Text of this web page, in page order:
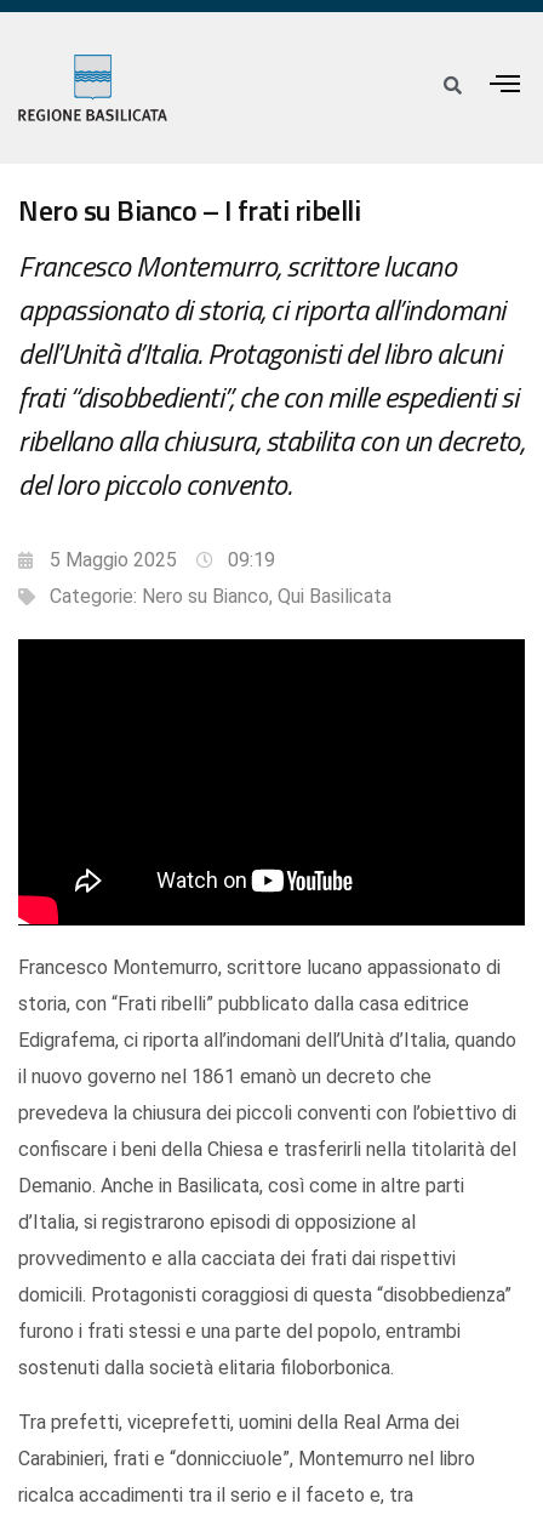
Nero su Bianco – I frati ribelli
Francesco Montemurro, scrittore lucano
appassionato di storia, ci riporta all’indomani
dell’Unità d’Italia. Protagonisti del libro alcuni
frati “disobbedienti”, che con mille espedienti si
ribellano alla chiusura, stabilita con un decreto,
del loro piccolo convento.
5 Maggio 2025
09:19
Categorie: Nero su Bianco, Qui Basilicata
Francesco Montemurro, scrittore lucano appassionato di
storia, con “Frati ribelli” pubblicato dalla casa editrice
Edigrafema, ci riporta all’indomani dell’Unità d’Italia, quando
il nuovo governo nel 1861 emanò un decreto che
prevedeva la chiusura dei piccoli conventi con l’obiettivo di
confiscare i beni della Chiesa e trasferirli nella titolarità del
Demanio. Anche in Basilicata, così come in altre parti
d’Italia, si registrarono episodi di opposizione al
provvedimento e alla cacciata dei frati dai rispettivi
domicili. Protagonisti coraggiosi di questa “disobbedienza”
furono i frati stessi e una parte del popolo, entrambi
sostenuti dalla società elitaria filoborbonica.
Tra prefetti, viceprefetti, uomini della Real Arma dei
Carabinieri, frati e “donnicciuole”, Montemurro nel libro
ricalca accadimenti tra il serio e il faceto e, tra